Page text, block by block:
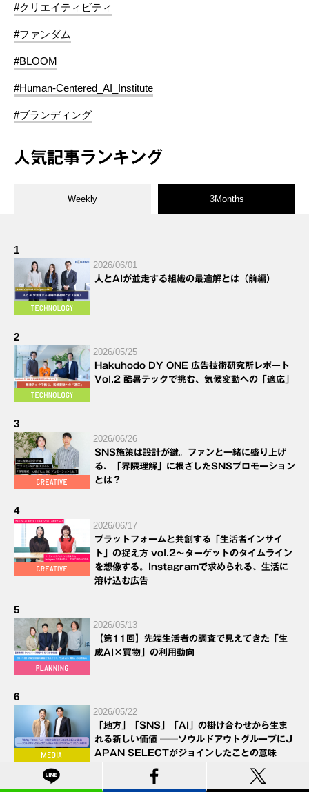
#クリエイティビティ
#ファンダム
#BLOOM
#Human-Centered_AI_Institute
#ブランディング
人気記事ランキング
Weekly 3Months
1
2026/06/01
人とAIが並走する組織の最適解とは（前編）
2
2026/05/25
Hakuhodo DY ONE 広告技術研究所レポート
Vol.2 酷暑テックで挑む、気候変動への「適応」
3
2026/06/26
SNS施策は設計が鍵。ファンと一緒に盛り上げ
る、「界隈理解」に根ざしたSNSプロモーション
とは？
4
2026/06/17
プラットフォームと共創する「生活者インサイ
ト」の捉え方 vol.2～ターゲットのタイムライン
を想像する。Instagramで求められる、生活に
溶け込む広告
5
2026/05/13
【第11回】先端生活者の調査で見えてきた「生
成AI×買物」の利用動向
6
2026/05/22
「地方」「SNS」「AI」の掛け合わせから生ま
れる新しい価値 ──ソウルドアウトグループにJ
APAN SELECTがジョインしたことの意味